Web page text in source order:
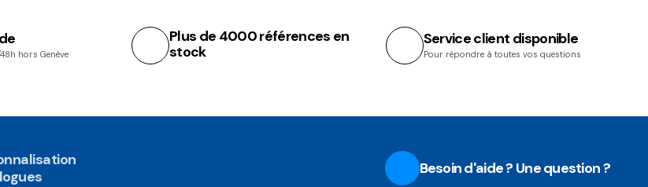
hors Genève
Plus de 4000 références en
stock
Service client disponible
Pour répondre à toutes vos questions
Besoin d'aide ? Une question ?